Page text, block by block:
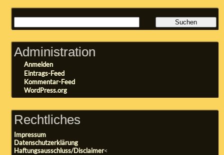
Administration
Anmelden
Eintrags-Feed
Kommentar-Feed
WordPress.org
Rechtliches
Impressum
Datenschutzerklärung
Haftungsausschluss/Disclaimer<